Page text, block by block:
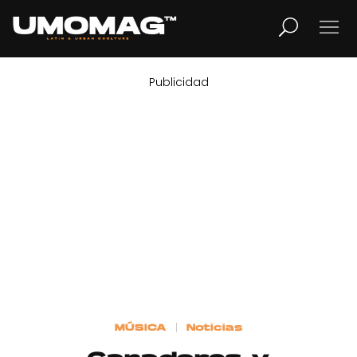
LIFESTYLE
Publicidad
MÚSICA Noticias